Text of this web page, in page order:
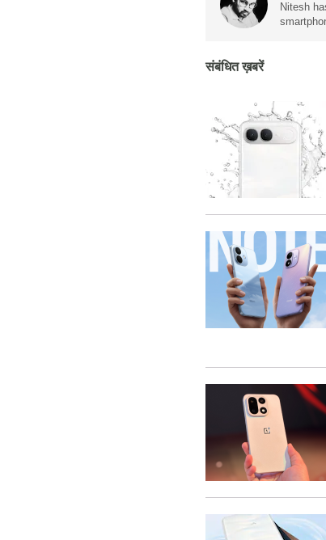
Nitesh
संबंधित ख़बरें